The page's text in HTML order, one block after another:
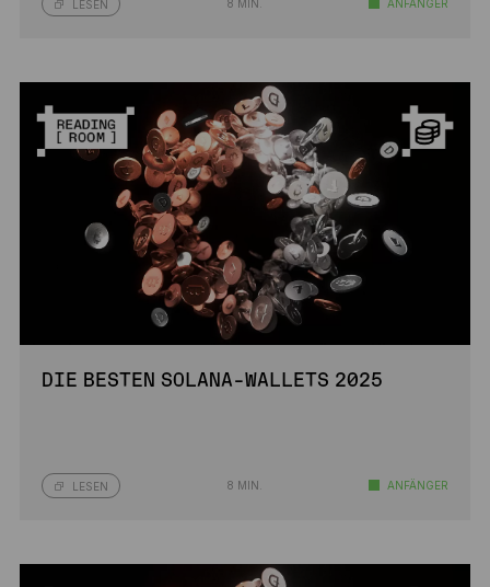
LESEN 8 MIN. ANFÄNGER
DIE BESTEN SOLANA-WALLETS 2025
LESEN 8 MIN. ANFÄNGER